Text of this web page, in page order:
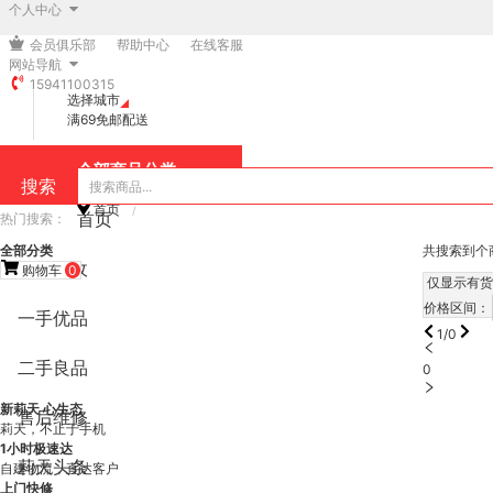
个人中心
会员俱乐部 帮助中心
在线客服
网站导航
15941100315
选择城市
满69免邮配送
搜索
热门搜索：
购物车 0
全部商品分类
首页
旧机回收
一手优品
二手良品
售后维修
莉天头条
首页 /
全部分类
共搜索到个
仅显示有货
价格区间：
1/0
0
新莉天 心生态
莉天，不止于手机
1小时极速达
自建物流，直达客户
上门快修